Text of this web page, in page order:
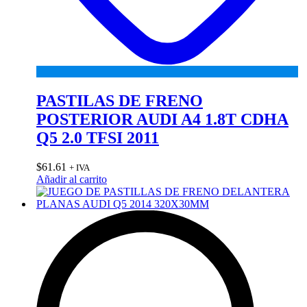
PASTILAS DE FRENO
POSTERIOR AUDI A4 1.8T CDHA
Q5 2.0 TFSI 2011
$61.61 + IVA
Añadir al carrito